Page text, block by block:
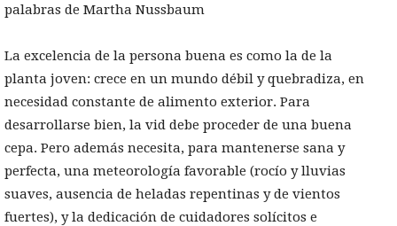
palabras de Martha Nussbaum
La excelencia de la persona buena es como la de la
planta joven: crece en un mundo débil y quebradiza, en
necesidad constante de alimento exterior. Para
desarrollarse bien, la vid debe proceder de una buena
cepa. Pero además necesita, para mantenerse sana y
perfecta, una meteorología favorable (rocío y lluvias
suaves, ausencia de heladas repentinas y de vientos
fuertes), y la dedicación de cuidadores solícitos e